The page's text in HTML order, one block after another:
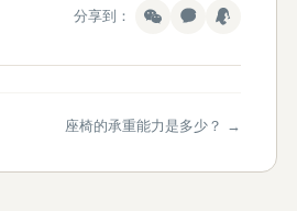
分享到：
座椅的承重能力是多少？ →